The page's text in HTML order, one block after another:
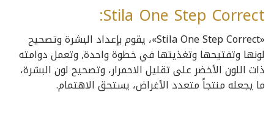
Stila One Step Correct:
«Stila One Step Correct»، يقوم بإعداد البشرة وتصحيح
لونها وتفتيحها وتغذيتها في خطوة واحدة, وتعمل دوامته
ذات اللون الأخضر على تقليل الاحمرار، وتصحيح لون البشرة،
ما يجعله منتجاً متعدد الأغراض، يستحق الاهتمام.